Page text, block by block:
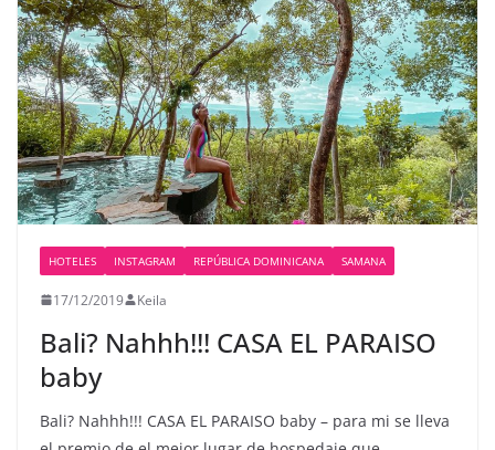
HOTELES INSTAGRAM REPÚBLICA DOMINICANA SAMANA
17/12/2019 Keila
Bali? Nahhh!!! CASA EL PARAISO
baby
Bali? Nahhh!!! CASA EL PARAISO baby – para mi se lleva